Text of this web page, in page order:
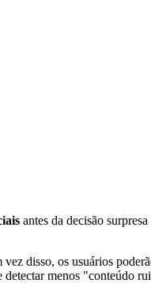
antes da decisão
vez disso, os usuários
menos "conteúdo